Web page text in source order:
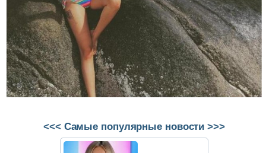
<<< Самые популярные новости >>>